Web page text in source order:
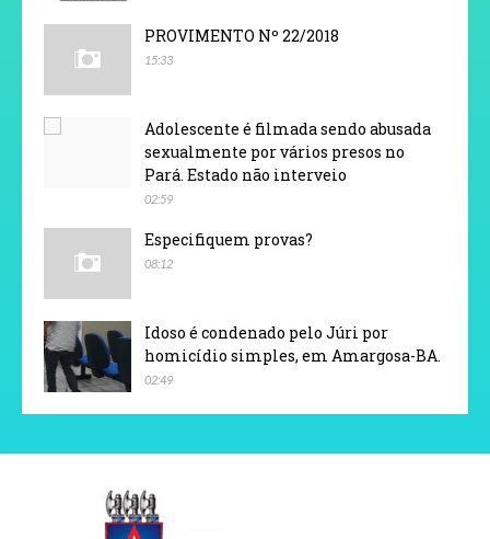
PROVIMENTO Nº 22/2018
15:33
Adolescente é filmada sendo abusada
sexualmente por vários presos no
Pará. Estado não interveio
02:59
Especifiquem provas?
08:12
Idoso é condenado pelo Júri por
homicídio simples, em Amargosa-BA.
02:49